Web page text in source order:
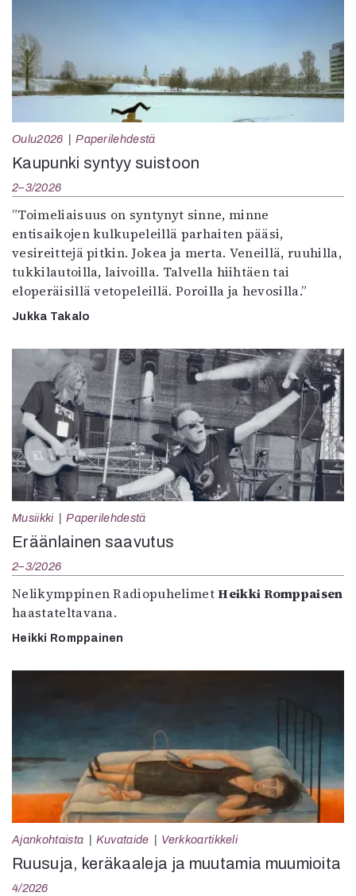
Oulu2026 Paperilehdestä
Kaupunki syntyy suistoon
2–3/2026
”Toimeliaisuus on syntynyt sinne, minne
entisaikojen kulkupeleillä parhaiten pääsi,
vesireittejä pitkin. Jokea ja merta. Veneillä, ruuhilla,
tukkilautoilla, laivoilla. Talvella hiihtäen tai
eloperäisillä vetopeleillä. Poroilla ja hevosilla.”
Jukka Takalo
Musiikki Paperilehdestä
Eräänlainen saavutus
2–3/2026
Nelikymppinen RadiopuhelimetHeikki Romppaisen
haastateltavana.
Heikki Romppainen
Ajankohtaista Kuvataide Verkkoartikkeli
Ruusuja, keräkaaleja ja muutamia muumioita
4/2026